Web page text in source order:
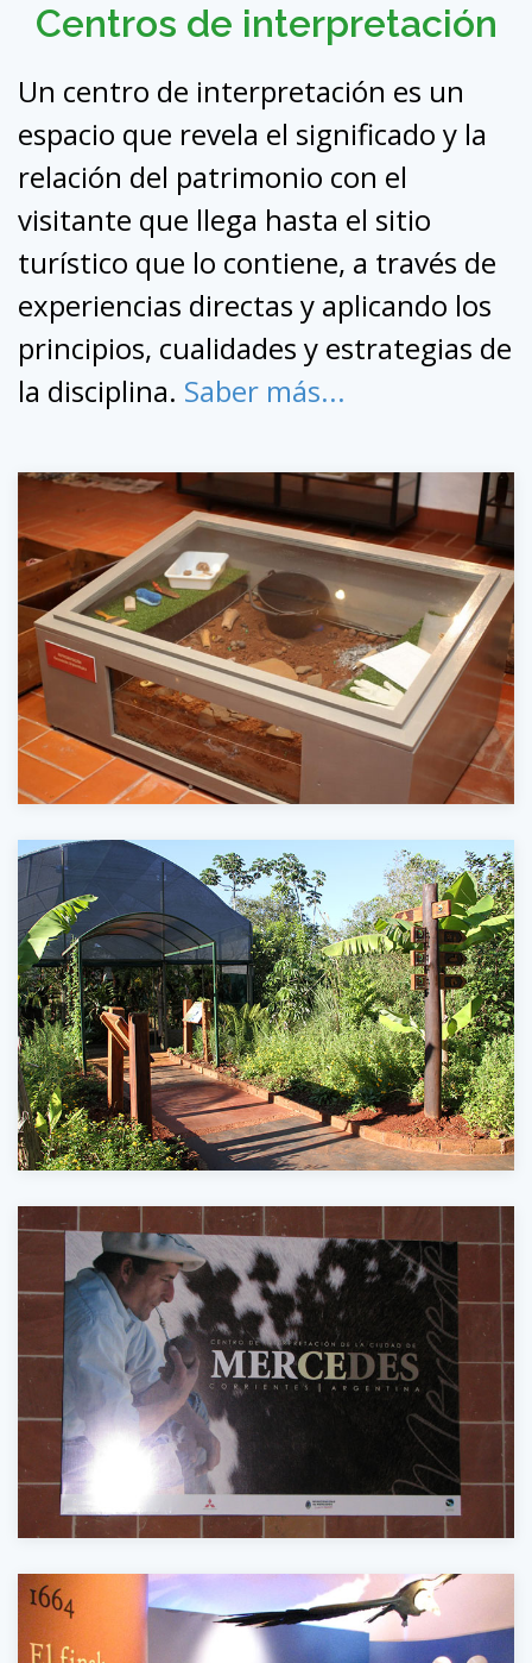
Centros de interpretación
Un centro de interpretación es un
espacio que revela el significado y la
relación del patrimonio con el
visitante que llega hasta el sitio
turístico que lo contiene, a través de
experiencias directas y aplicando los
principios, cualidades y estrategias de
la disciplina. Saber más...